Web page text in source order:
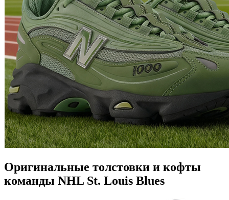
Оригинальные толстовки и кофты
команды NHL St. Louis Blues